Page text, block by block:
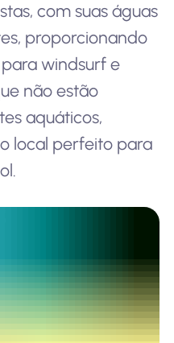
com suas águas
proporcionando
windsurf e
não estão
aquáticos,
local perfeito para